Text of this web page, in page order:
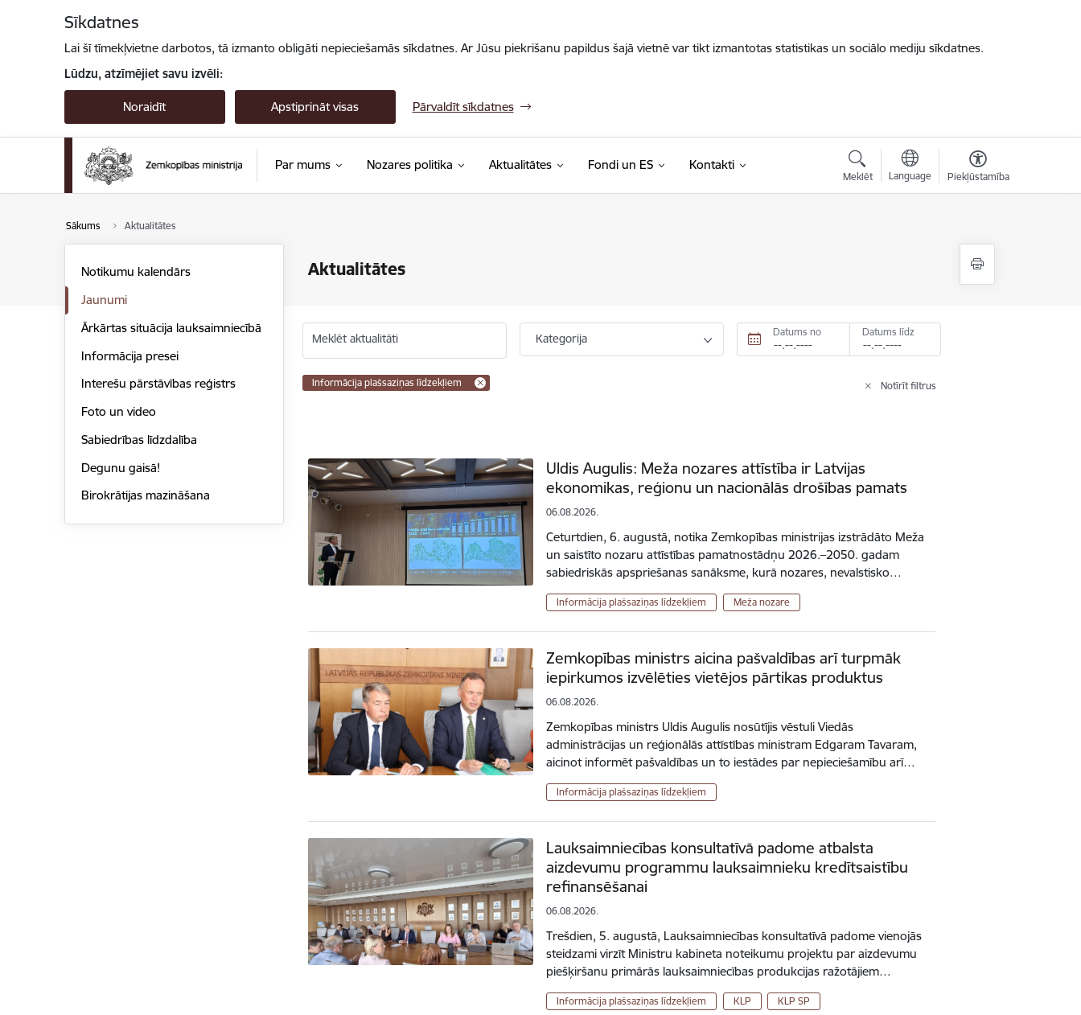
Sīkdatnes
Lai šī tīmekļvietne darbotos, tā izmanto obligāti nepieciešamās sīkdatnes. Ar Jūsu piekrišanu papildus šajā vietnē var tikt izmantotas statistikas un sociālo mediju sīkdatnes.
Lūdzu, atzīmējiet savu izvēli:
Noraidīt Apstiprināt visas Pārvaldīt sīkdatnes
Par mums Nozares politika Aktualitātes Fondi un ES Kontakti
Meklēt Language Piekļūstamība
Sākums Aktualitātes
Aktualitātes
Notikumu kalendārs
Jaunumi
Ārkārtas situācija lauksaimniecībā
Informācija presei
Interešu pārstāvības reģistrs
Foto un video
Sabiedrības līdzdalība
Degunu gaisā!
Birokrātijas mazināšana
Meklēt aktualitāti Kategorija Datums no Datums līdz
Informācija plašsaziņas līdzekļiem Notīrīt filtrus
Uldis Augulis: Meža nozares attīstība ir Latvijas
ekonomikas, reģionu un nacionālās drošības pamats
06.08.2026.
Ceturtdien, 6. augustā, notika Zemkopības ministrijas izstrādāto Meža
un saistīto nozaru attīstības pamatnostādņu 2026.–2050. gadam
sabiedriskās apspriešanas sanāksme, kurā nozares, nevalstisko…
Informācija plašsaziņas līdzekļiem Meža nozare
Zemkopības ministrs aicina pašvaldības arī turpmāk
iepirkumos izvēlēties vietējos pārtikas produktus
06.08.2026.
Zemkopības ministrs Uldis Augulis nosūtījis vēstuli Viedās
administrācijas un reģionālās attīstības ministram Edgaram Tavaram,
aicinot informēt pašvaldības un to iestādes par nepieciešamību arī…
Informācija plašsaziņas līdzekļiem
Lauksaimniecības konsultatīvā padome atbalsta
aizdevumu programmu lauksaimnieku kredītsaistību
refinansēšanai
06.08.2026.
Trešdien, 5. augustā, Lauksaimniecības konsultatīvā padome vienojās
steidzami virzīt Ministru kabineta noteikumu projektu par aizdevumu
piešķiršanu primārās lauksaimniecības produkcijas ražotājiem…
Informācija plašsaziņas līdzekļiem KLP KLP SP